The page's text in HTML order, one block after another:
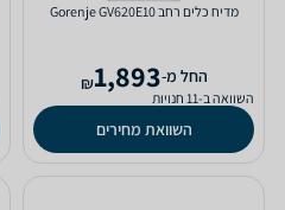
מדיח כלים ‏רחב Gorenje GV620E10
‫החל מ-1,893
₪
השוואה ב-11 חנויות
השוואת מחירים